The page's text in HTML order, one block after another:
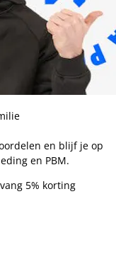
en blijf je op
en PBM.
5% korting